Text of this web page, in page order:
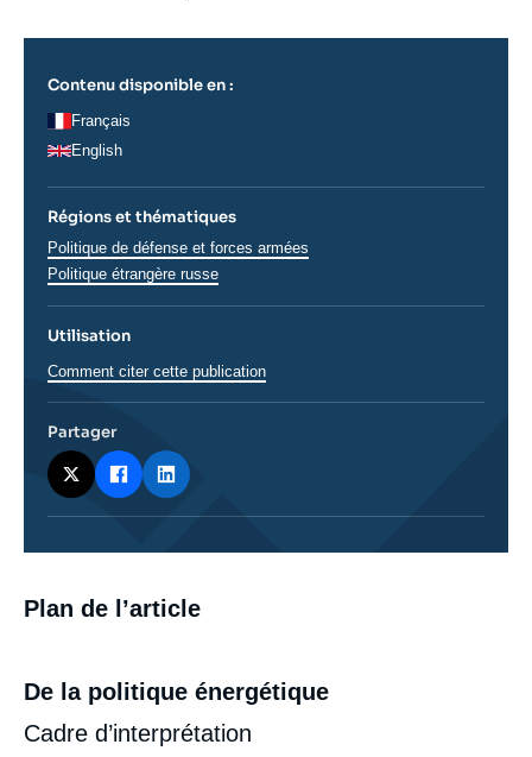
Corps
analyses
Plan de l’article
De la politique énergétique
Cadre d’interprétation
Contenu disponible en :
Français
English
Régions et thématiques
Thématiques
analyses
Politique de défense et forces armées
Régions
Politique étrangère russe
Utilisation
Comment citer cette publication
Partager